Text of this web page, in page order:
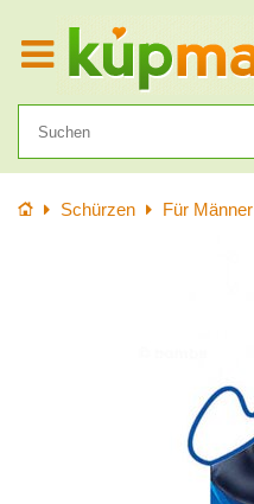
StartseiteSchürzen Für Männer